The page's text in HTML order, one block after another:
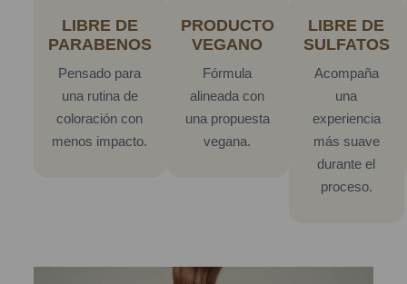
LIBRE DE
PARABENOS
Pensado para
una rutina de
coloración con
menos impacto.
PRODUCTO
VEGANO
Fórmula
alineada con
una propuesta
vegana.
LIBRE DE
SULFATOS
Acompaña
una
experiencia
más suave
durante el
proceso.